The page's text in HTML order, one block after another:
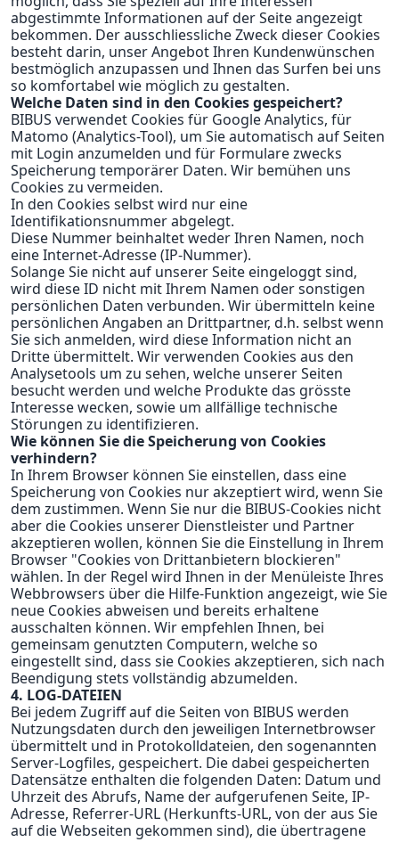
abgestimmte Informationen auf der Seite angezeigt
bekommen. Der ausschliessliche Zweck dieser Cookies
besteht darin, unser Angebot Ihren Kundenwünschen
bestmöglich anzupassen und Ihnen das Surfen bei uns
so komfortabel wie möglich zu gestalten.
Welche Daten sind in den Cookies gespeichert?
BIBUS verwendet Cookies für Google Analytics, für
Matomo (Analytics-Tool), um Sie automatisch auf Seiten
mit Login anzumelden und für Formulare zwecks
Speicherung temporärer Daten. Wir bemühen uns
Cookies zu vermeiden.
In den Cookies selbst wird nur eine
Identifikationsnummer abgelegt.
Diese Nummer beinhaltet weder Ihren Namen, noch
eine Internet-Adresse (IP-Nummer).
Solange Sie nicht auf unserer Seite eingeloggt sind,
wird diese ID nicht mit Ihrem Namen oder sonstigen
persönlichen Daten verbunden. Wir übermitteln keine
persönlichen Angaben an Drittpartner, d.h. selbst wenn
Sie sich anmelden, wird diese Information nicht an
Dritte übermittelt. Wir verwenden Cookies aus den
Analysetools um zu sehen, welche unserer Seiten
besucht werden und welche Produkte das grösste
Interesse wecken, sowie um allfällige technische
Störungen zu identifizieren.
Wie können Sie die Speicherung von Cookies
verhindern?
In Ihrem Browser können Sie einstellen, dass eine
Speicherung von Cookies nur akzeptiert wird, wenn Sie
dem zustimmen. Wenn Sie nur die BIBUS-Cookies nicht
aber die Cookies unserer Dienstleister und Partner
akzeptieren wollen, können Sie die Einstellung in Ihrem
Browser "Cookies von Drittanbietern blockieren"
wählen. In der Regel wird Ihnen in der Menüleiste Ihres
Webbrowsers über die Hilfe-Funktion angezeigt, wie Sie
neue Cookies abweisen und bereits erhaltene
ausschalten können. Wir empfehlen Ihnen, bei
gemeinsam genutzten Computern, welche so
eingestellt sind, dass sie Cookies akzeptieren, sich nach
Beendigung stets vollständig abzumelden.
4. LOG-DATEIEN
Bei jedem Zugriff auf die Seiten von BIBUS werden
Nutzungsdaten durch den jeweiligen Internetbrowser
übermittelt und in Protokolldateien, den sogenannten
Server-Logfiles, gespeichert. Die dabei gespeicherten
Datensätze enthalten die folgenden Daten: Datum und
Uhrzeit des Abrufs, Name der aufgerufenen Seite, IP-
Adresse, Referrer-URL (Herkunfts-URL, von der aus Sie
auf die Webseiten gekommen sind), die übertragene